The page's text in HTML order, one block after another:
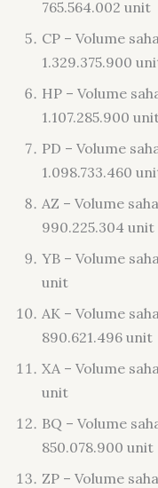
765.564.002 unit
CP – Volume
1.329.375.900
HP – Volume
1.107.285.900
PD – Volume
1.098.733.460
AZ – Volume
990.225.304 unit
YB – Volume
unit
AK – Volume
890.621.496 unit
XA – Volume
unit
BQ – Volume
850.078.900 unit
ZP – Volume